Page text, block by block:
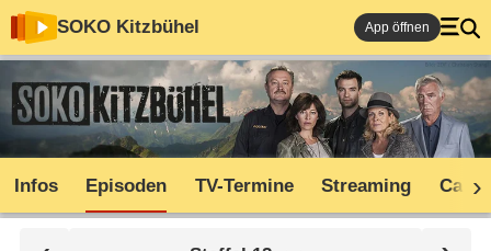
SOKO Kitzbühel App öffnen
Infos Episoden TV-Termine Streaming Cast